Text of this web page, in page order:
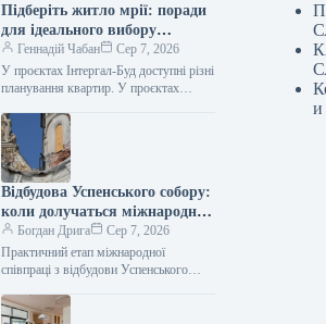
Підберіть житло мрії: поради
для ідеального вибору
квартири
Геннадій Чабан
Сер 7, 2026
У проєктах Інтергал-Буд доступні різні
планування квартир. У проєктах
вибір планувань — від компактних
студій до просторих…
Відбудова Успенського собору:
коли долучаться міжнародні
партнери
Богдан Дрига
Сер 7, 2026
Практичний етап міжнародної
співпраці з відбудови Успенського
пошкодженого внаслідок російської
и